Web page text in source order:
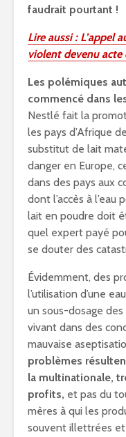
faudrait pourtant !
Lire aussi : L’appel
violent devenu acte
Les polémiques
commencé dans
Nestlé fait la
les pays d’Afrique
substitut de lait
danger en Europe,
dans des pays aux
dont l’accès à
lait en poudre doit
quel expert payé
se douter des
Évidemment, des
l’utilisation d’une
un sous-dosage
vivant dans des
mauvaise
problèmes
la multinationale,
profits, et pas du
mères à qui les
souvent illettrées et